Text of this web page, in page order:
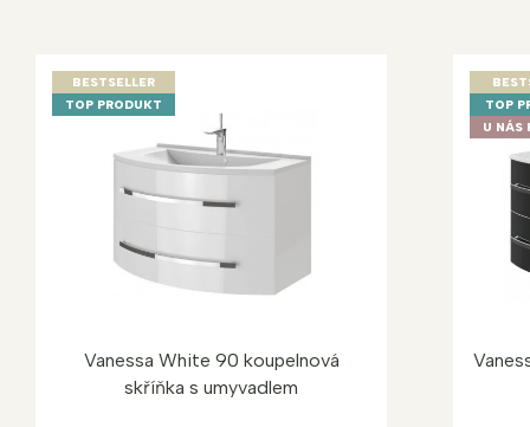
BESTSELLER
TOP PRODUKT
Vanessa White 90 koupelnová
skříňka s umyvadlem
TOP
U NÁS